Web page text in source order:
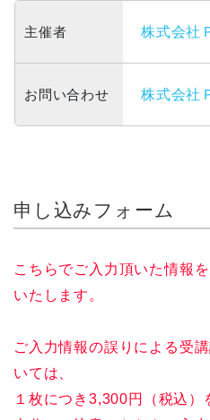
主催者 株式会社
お問い合わせ 株式会社
申し込みフォーム
こちらでご入力頂いた情報
いたします。
ご入力情報の誤りによる受
いては、
１枚につき3,300円（税込）